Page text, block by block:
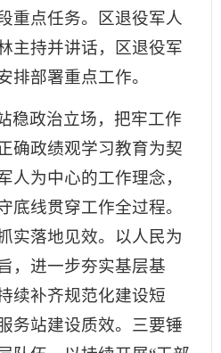
重点任务。区退役军人
主持并讲话，区退役军
排部署重点工作。
稳政治立场，把牢工作
确政绩观学习教育为契
人为中心的工作理念，
底线贯穿工作全过程。
实落地见效。以人民为
，进一步夯实基层基
续补齐规范化建设短
务站建设质效。三要锤